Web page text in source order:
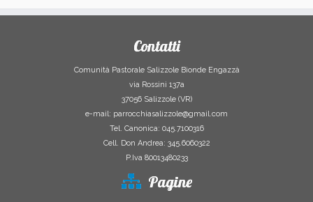
Contatti
Comunità Pastorale Salizzole Bionde Engazzà
via Rossini 137a
37056 Salizzole (VR)
e-mail: parrocchiasalizzole@gmail.com
Tel. Canonica: 045.7100316
Cell. Don Andrea: 345.6060322
P.Iva 80013480233
Pagine